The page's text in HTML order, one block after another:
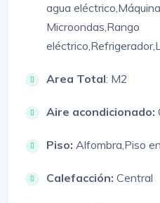
agua eléctrico,
Microondas,Rango
eléctrico,Refrigerador,
Area Total: M2
Aire acondicionado:
Piso: Alfombra,Piso
Calefacción: Central